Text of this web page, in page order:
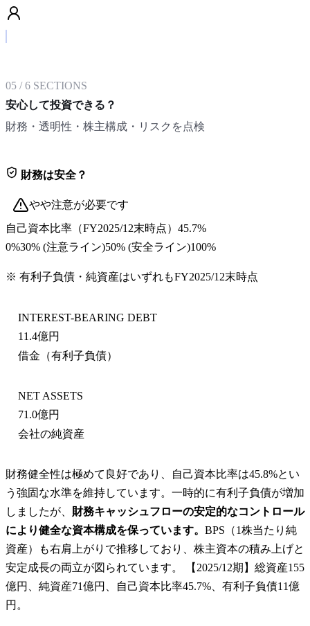
05 /6 SECTIONS
安心して投資できる？
財務・透明性・株主構成・リスクを点検
財務は安全？
やや注意が必要です
自己資本比率 （FY2025/12末時点） 45.7%
0%30% (注意ライン)50% (安全ライン)100%
※ 有利子負債・純資産はいずれもFY2025/12末時点
INTEREST-BEARING DEBT
11.4億円
借金（有利子負債）
NET ASSETS
71.0億円
会社の純資産
財務健全性は極めて良好であり、自己資本比率は45.8%とい
う強固な水準を維持しています。一時的に有利子負債が増加
しましたが、 財務キャッシュフローの安定的なコントロール
により健全な資本構成を保っています。 BPS（1株当たり純
資産）も右肩上がりで推移しており、株主資本の積み上げと
安定成長の両立が図られています。 【2025/12期】総資産155
億円、純資産71億円、自己資本比率45.7%、有利子負債11億
円。